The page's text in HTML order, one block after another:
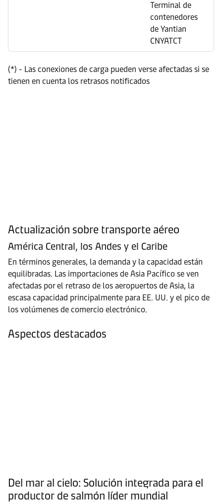
Terminal de
contenedores
de Yantian
CNYATCT
(*) - Las conexiones de carga pueden verse afectadas si se
tienen en cuenta los retrasos notificados
Actualización sobre transporte aéreo
América Central, los Andes y el Caribe
En términos generales, la demanda y la capacidad están
equilibradas. Las importaciones de Asia Pacífico se ven
afectadas por el retraso de los aeropuertos de Asia, la
escasa capacidad principalmente para EE. UU. y el pico de
los volúmenes de comercio electrónico.
Aspectos destacados
Del mar al cielo: Solución integrada para el
productor de salmón líder mundial